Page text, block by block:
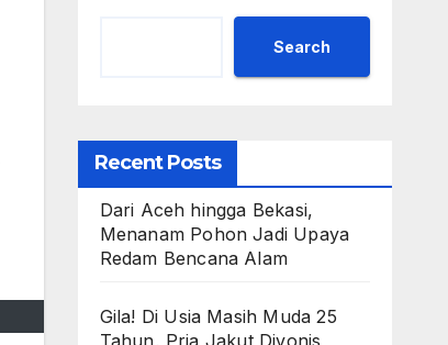
Search
Recent Posts
Dari Aceh hingga Bekasi,
Menanam Pohon Jadi Upaya
Redam Bencana Alam
Gila! Di Usia Masih Muda 25
Tahun, Pria Jakut Divonis